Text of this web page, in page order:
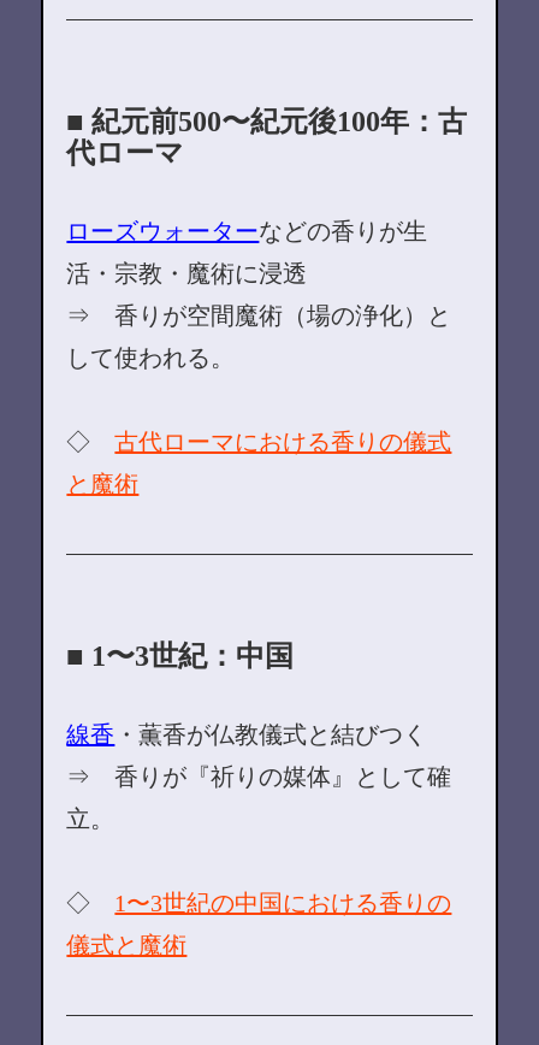
■ 紀元前500〜紀元後100年：古
代ローマ
ローズウォーターなどの香りが生
活・宗教・魔術に浸透
⇒ 香りが空間魔術（場の浄化）と
して使われる。
◇古代ローマにおける香りの儀式
と魔術
■ 1〜3世紀：中国
線香 ・薫香が仏教儀式と結びつく
⇒ 香りが『祈りの媒体』として確
立。
◇ 1〜3世紀の中国における香りの
儀式と魔術